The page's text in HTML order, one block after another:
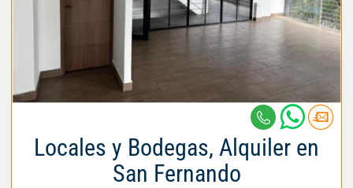
Locales y Bodegas, Alquiler en
San Fernando